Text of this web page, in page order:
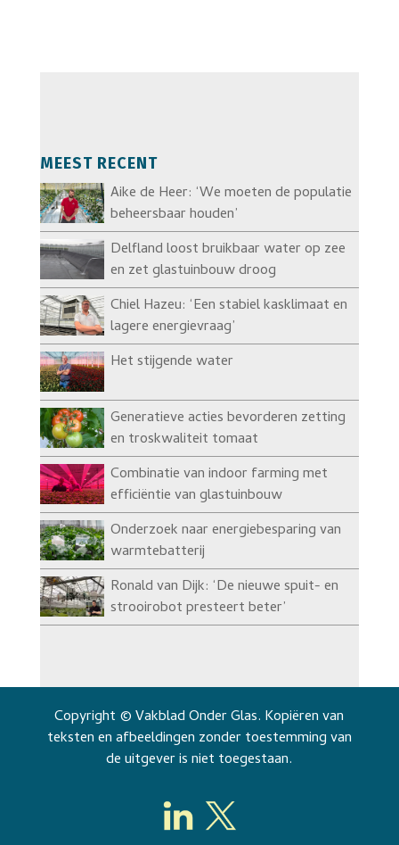
MEEST RECENT
Aike de Heer: ‘We moeten de populatie
beheersbaar houden’
Delfland loost bruikbaar water op zee
en zet glastuinbouw droog
Chiel Hazeu: ‘Een stabiel kasklimaat en
lagere energievraag’
Het stijgende water
Generatieve acties bevorderen zetting
en troskwaliteit tomaat
Combinatie van indoor farming met
efficiëntie van glastuinbouw
Onderzoek naar energiebesparing van
warmtebatterij
Ronald van Dijk: ‘De nieuwe spuit- en
strooirobot presteert beter’
Copyright © Vakblad Onder Glas. Kopiëren van
teksten en afbeeldingen zonder toestemming van
de uitgever is niet toegestaan.